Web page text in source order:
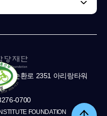
부순환로 2351 아리랑타워
0700
FOUNDATION